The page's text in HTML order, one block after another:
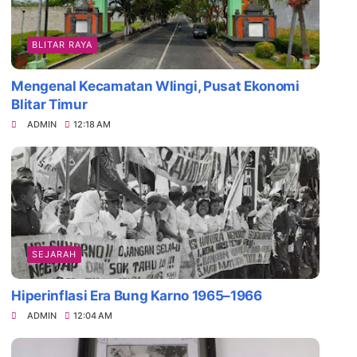
BLITAR RAYA
Mengenal Kecamatan Wlingi, Pusat Ekonomi
Blitar Timur
ADMIN 12:18 AM
SEJARAH
Hiperinflasi Era Bung Karno 1965–1966
ADMIN 12:04 AM